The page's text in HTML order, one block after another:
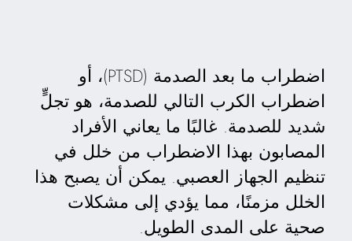
اضطراب ما بعد الصدمة (PTSD)، أو
اضطراب الكرب التالي للصدمة، هو تجلٍّ
شديد للصدمة. غالبًا ما يعاني الأفراد
المصابون بهذا الاضطراب من خلل في
تنظيم الجهاز العصبي. يمكن أن يصبح هذا
الخلل مزمنًا، مما يؤدي إلى مشكلات
صحية على المدى الطويل.